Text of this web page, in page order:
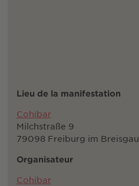
Lieu de la manifestation
Cohibar
Milchstraße 9
79098 Freiburg im Breisgau
Organisateur
Cohibar